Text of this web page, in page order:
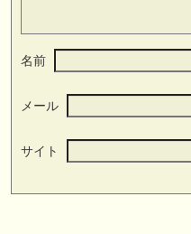
名前
メール
サイト